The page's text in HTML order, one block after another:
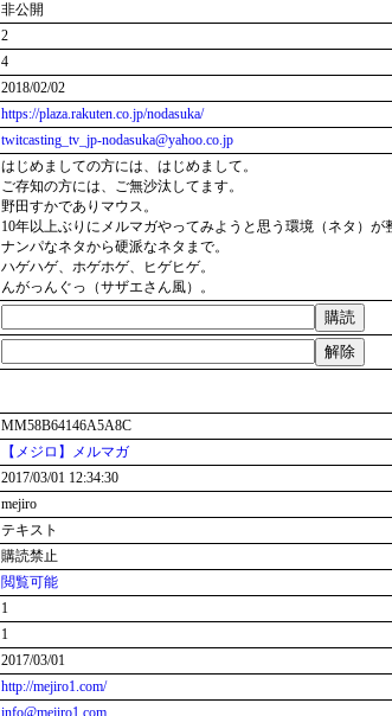
非公開
2
4
2018/02/02
https://plaza.rakuten.co.jp/nodasuka/
twitcasting_tv_jp-nodasuka@yahoo.co.jp
はじめましての方には、はじめまして。
ご存知の方には、ご無沙汰してます。
野田すかでありマウス。
10年以上ぶりにメルマガやってみようと思う環境（ネタ）が
ナンパなネタから硬派なネタまで。
ハゲハゲ、ホゲホゲ、ヒゲヒゲ。
んがっんぐっ（サザエさん風）。
MM58B64146A5A8C
【メジロ】メルマガ
2017/03/01 12:34:30
mejiro
テキスト
購読禁止
閲覧可能
1
1
2017/03/01
http://mejiro1.com/
info@mejiro1.com